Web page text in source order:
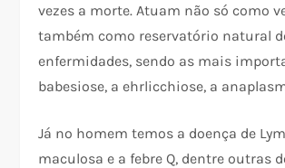
vezes a morte. Atuam não só como
também como reservatório natural
enfermidades, sendo as mais
babesiose, a ehrlicchiose, a
Já no homem temos a doença de
maculosa e a febre Q, dentre outras